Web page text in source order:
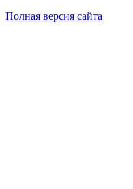
Полная версия сайта